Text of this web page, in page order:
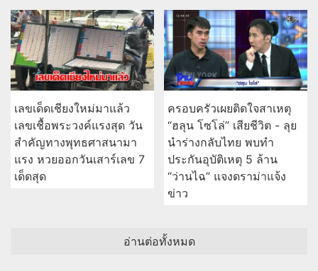
เลขเด็ดเชียงใหม่มาแล้ว
เลขเชื้อพระวงค์แรงสุด วัน
สำคัญทางพุทธศาสนามา
แรง หวยออกวันเสาร์เลข 7
เด็ดสุด
ครอบครัวเผยติดใจสาเหตุ
“ฮลุน โซโล่” เสียชีวิต - ลุย
นำร่างกลับไทย พบทำ
ประกันอุบัติเหตุ 5 ล้าน
“ว่านไฉ” แจงดราม่าแจ้ง
ข่าว
อ่านต่อทั้งหมด